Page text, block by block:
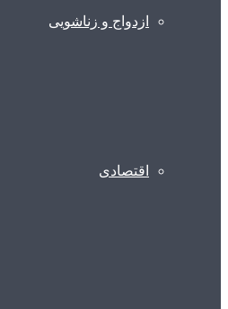
ازدواج و زناشویی
اقتصادی